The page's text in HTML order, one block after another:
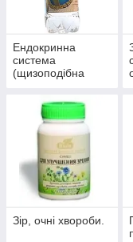
Ендокринна
система
(щизоподібна
діабет)
Зір, очні хвороби.